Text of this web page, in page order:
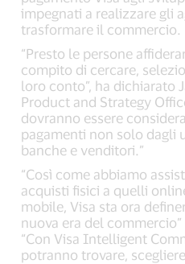
impegnati a realizzare gli
trasformare il commercio.
“Presto le persone
compito di cercare,
loro conto”, ha dichiarato
Product and Strategy
dovranno essere
pagamenti non solo dagli
banche e venditori.”
“Così come abbiamo
acquisti fisici a quelli
mobile, Visa sta ora
nuova era del
“Con Visa Intelligent
potranno trovare,